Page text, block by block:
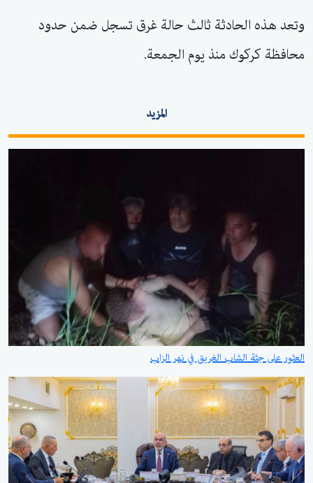
وتعد هذه الحادثة ثالث حالة غرق تسجل ضمن حدود
محافظة كركوك منذ يوم الجمعة.
المزيد
العثور على جثة الشاب الغريق في نهر الزاب